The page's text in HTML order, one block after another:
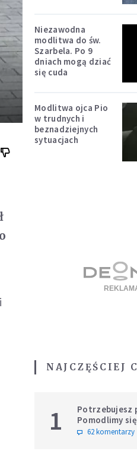
Niezawodna
modlitwa do św.
Szarbela. Po 9
dniach mogą dziać
się cuda
Modlitwa ojca Pio
w trudnych i
beznadziejnych
sytuacjach
NAJCZĘŚCIEJ
1
Potrzebujesz
Pomodlimy
intencji
62 komentarzy